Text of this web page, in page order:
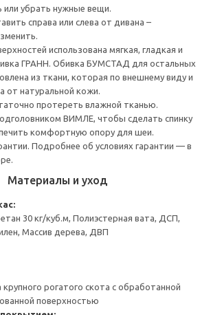
или убрать нужные вещи.
справа или слева от дивана –
использована мягкая, гладкая и
ГРАНН. Обивка БУМСТАД для остальных
из ткани, которая по внешнему виду и
от натуральной кожи.
протереть влажной тканью.
ВИМЛЕ, чтобы сделать спинку
комфортную опору для шеи.
Подробнее об условиях гарантии — в
Материалы и уход
30 кг/куб.м, Полиэстерная вата, ДСП,
Массив дерева, ДВП
рогатого скота с обработанной
поверхностью